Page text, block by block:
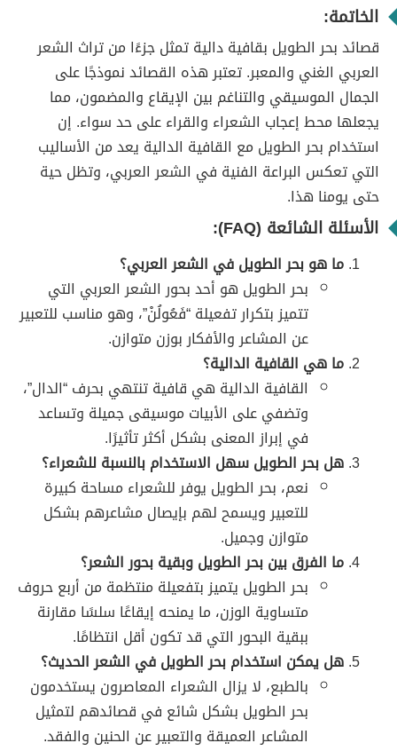
الخاتمة:
قصائد بحر الطويل بقافية دالية تمثل جزءًا من تراث الشعر
العربي الغني والمعبر. تعتبر هذه القصائد نموذجًا على
الجمال الموسيقي والتناغم بين الإيقاع والمضمون، مما
يجعلها محط إعجاب الشعراء والقراء على حد سواء. إن
استخدام بحر الطويل مع القافية الدالية يعد من الأساليب
التي تعكس البراعة الفنية في الشعر العربي، وتظل حية
حتى يومنا هذا.
الأسئلة الشائعة (FAQ):
ما هو بحر الطويل في الشعر العربي؟
بحر الطويل هو أحد بحور الشعر العربي التي
تتميز بتكرار تفعيلة “فَعُولُنْ”، وهو مناسب للتعبير
عن المشاعر والأفكار بوزن متوازن.
ما هي القافية الدالية؟
القافية الدالية هي قافية تنتهي بحرف “الدال”،
وتضفي على الأبيات موسيقى جميلة وتساعد
في إبراز المعنى بشكل أكثر تأثيرًا.
هل بحر الطويل سهل الاستخدام بالنسبة للشعراء؟
نعم، بحر الطويل يوفر للشعراء مساحة كبيرة
للتعبير ويسمح لهم بإيصال مشاعرهم بشكل
متوازن وجميل.
ما الفرق بين بحر الطويل وبقية بحور الشعر؟
بحر الطويل يتميز بتفعيلة منتظمة من أربع حروف
متساوية الوزن، ما يمنحه إيقاعًا سلسًا مقارنة
ببقية البحور التي قد تكون أقل انتظامًا.
هل يمكن استخدام بحر الطويل في الشعر الحديث؟
بالطبع، لا يزال الشعراء المعاصرون يستخدمون
بحر الطويل بشكل شائع في قصائدهم لتمثيل
المشاعر العميقة والتعبير عن الحنين والفقد.